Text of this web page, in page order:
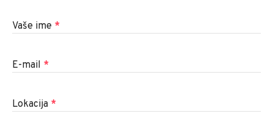
Vaše ime *
E-mail *
Lokacija *